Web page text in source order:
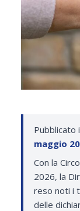
Pubblicato
maggio
Con la
2026, la
reso noti i
delle